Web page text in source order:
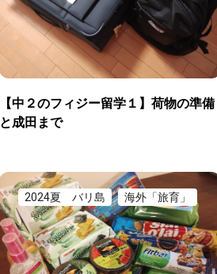
【中２のフィジー留学１】荷物の準備
と成田まで
2024夏 バリ島 海外「旅育」